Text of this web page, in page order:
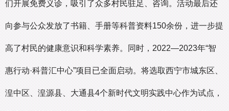
们开展免费义诊，吸引了众多村民驻足、咨询。活动最后还
向参与公众发放了书籍、手册等科普资料150余份，进一步提
高了村民的健康意识和科学素养。同时，2022—2023年“智
惠行动·科普汇中心”项目已全面启动。将选取西宁市城东区、
湟中区、湟源县、大通县4个新时代文明实践中心作为试点，